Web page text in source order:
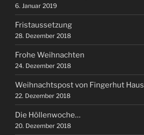
6. Januar 2019
Fristaussetzung
28. Dezember 2018
Frohe Weihnachten
24. Dezember 2018
Weihnachtspost von Fingerhut Haus
22. Dezember 2018
Die Höllenwoche…
20. Dezember 2018